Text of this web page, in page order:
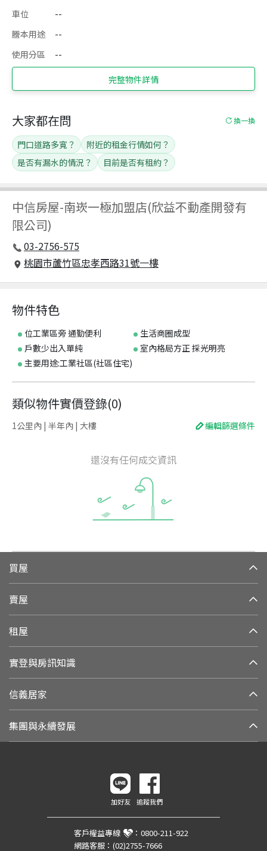
車位
--
謄本用途
--
使用分區
--
完整物件詳情
中信房屋-南崁一極加盟店(欣益不動產開發有
限公司)
03-2756-575
桃園市蘆竹區忠孝西路31號一樓
大家都在問 換一換
門口道路多寬？
附近的租金行情如何？
是否有漏水的情況？
目前是否有租約？
物件特色
位工業區旁 通勤便利
生活商圈成型
戶數少出入單純
室內格局方正 採光明亮
主要用途:工業社區(社區住宅)
類似物件實價登錄(0)
1公里內 | 半年內 | 大樓 編輯篩選條件
還沒有任何成交資訊
買屋
賣屋
租屋
實登與房訊知識
信義居家
集團與永續發展
加好友 追蹤我們
客戶權益專線 ： 0800-211-922
網路客服： (02)2755-7666